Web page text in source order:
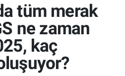
tüm merak
ne zaman
kaç